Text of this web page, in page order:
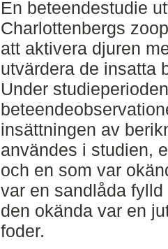
En beteendestudie
Charlottenbergs
att aktivera djuren
utvärdera de insatta
Under
insättningen av
användes i studien,
och en som var
var en sandlåda
den okända var en
foder.